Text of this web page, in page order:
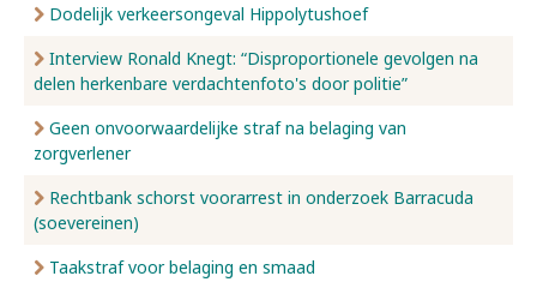
Dodelijk verkeersongeval Hippolytushoef
Interview Ronald Knegt: “Disproportionele gevolgen na
delen herkenbare verdachtenfoto's door politie”
Geen onvoorwaardelijke straf na belaging van
zorgverlener
Rechtbank schorst voorarrest in onderzoek Barracuda
(soevereinen)
Taakstraf voor belaging en smaad